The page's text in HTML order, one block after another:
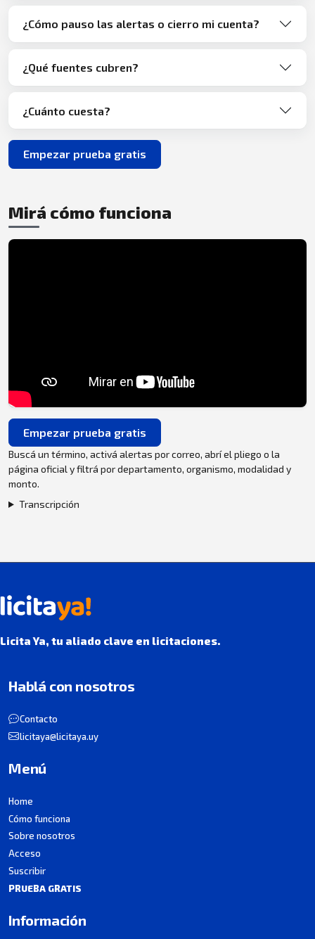
¿Cómo pauso las alertas o cierro mi cuenta?
¿Qué fuentes cubren?
¿Cuánto cuesta?
Empezar prueba gratis
Mirá cómo funciona
Empezar prueba gratis
Buscá un término, activá alertas por correo, abrí el pliego o la
página oficial y filtrá por departamento, organismo, modalidad y
monto.
Transcripción
Licita Ya, tu aliado clave en licitaciones.
Hablá con nosotros
Contacto
licitaya@licitaya.uy
Menú
Home
Cómo funciona
Sobre nosotros
Acceso
Suscribir
PRUEBA GRATIS
Información